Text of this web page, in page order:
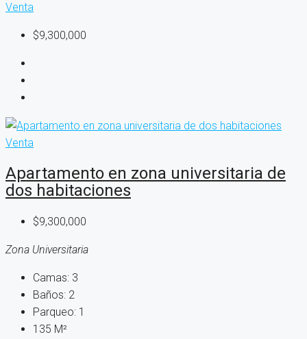
Venta
$9,300,000
Venta
Apartamento en zona universitaria de
dos habitaciones
$9,300,000
Zona Universitaria
Camas: 3
Baños: 2
Parqueo: 1
135 M²